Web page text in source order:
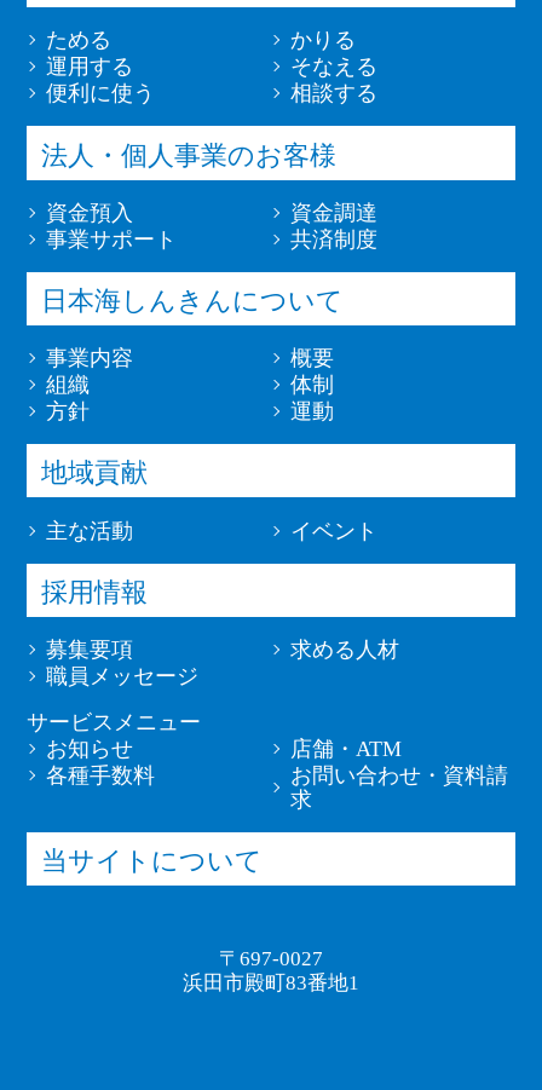
ためる
かりる
運用する
そなえる
便利に使う
相談する
法人・個人事業のお客様
資金預入
資金調達
事業サポート
共済制度
日本海しんきんについて
事業内容
概要
組織
体制
方針
運動
地域貢献
主な活動 イベント
採用情報
募集要項
求める人材
職員メッセージ
サービスメニュー
お知らせ
店舗・ATM
各種手数料
お問い合わせ・資料請
求
当サイトについて
〒697-0027
浜田市殿町83番地1